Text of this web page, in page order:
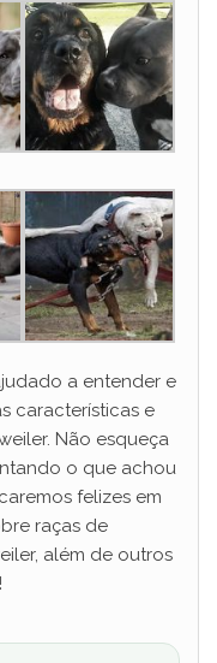
a entender e
características e
Não esqueça
o que achou
felizes em
raças de
além de outros